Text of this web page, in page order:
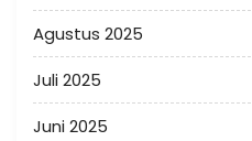
Agustus 2025
Juli 2025
Juni 2025